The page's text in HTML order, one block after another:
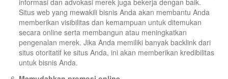
informasi dan advokasi merek juga bekerja dengan baik.
Situs web yang mewakili bisnis Anda akan membantu Anda
memberikan visibilitas dan kemampuan untuk ditemukan
secara online serta membangun atau meningkatkan
pengenalan merek. Jika Anda memiliki banyak backlink dari
situs otoritatif ke situs Anda, ini akan memberikan kredibilitas
untuk bisnis Anda.